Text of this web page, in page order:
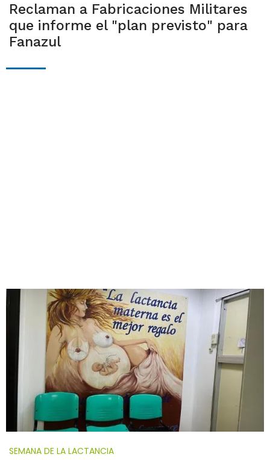
Reclaman a Fabricaciones Militares
que informe el "plan previsto" para
Fanazul
SEMANA DE LA LACTANCIA